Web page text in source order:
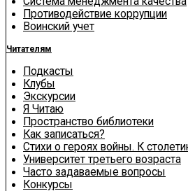
Противодействие коррупции
Воинский учет
Читателям
Подкасты
Клубы
Экскурсии
Я Читаю
Пространство библиотеки
Как записаться?
Стихи о героях войны. К
Университет третьего возраста
Часто задаваемые вопросы
Конкурсы